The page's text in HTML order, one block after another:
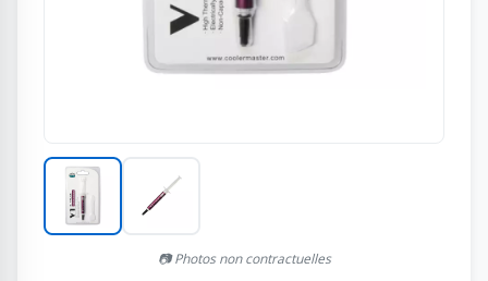
📷 Photos non contractuelles